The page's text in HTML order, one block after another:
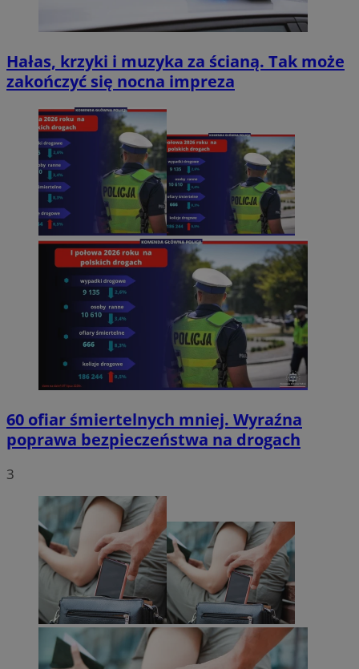
Hałas, krzyki i muzyka za ścianą. Tak może
zakończyć się nocna impreza
60 ofiar śmiertelnych mniej. Wyraźna
poprawa bezpieczeństwa na drogach
3